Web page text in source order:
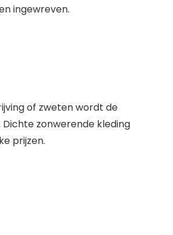
ingewreven.
of zweten wordt de
zonwerende kleding
prijzen.